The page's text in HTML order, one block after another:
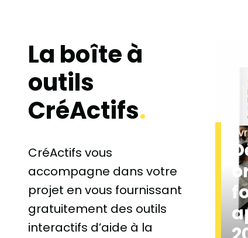
La boîte à
outils
CréActifs
CréActifs vous
accompagne dans votre
projet en vous fournissant
gratuitement des outils
interactifs d’aide à la